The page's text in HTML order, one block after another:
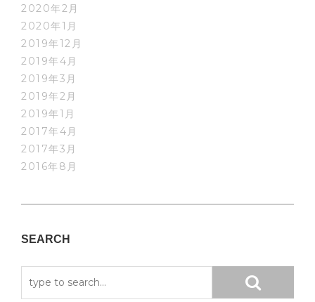
2020年2月
2020年1月
2019年12月
2019年4月
2019年3月
2019年2月
2019年1月
2017年4月
2017年3月
2016年8月
SEARCH